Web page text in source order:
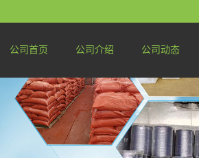
公司首页 公司介绍 公司动态